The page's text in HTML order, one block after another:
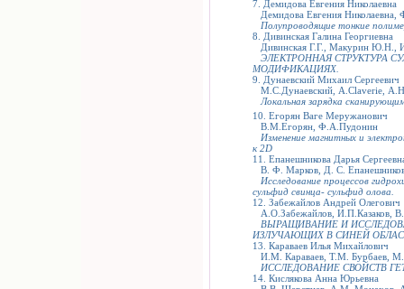
7. Демидова Евгения Николаевна
Демидова Евгения
Полупроводящие тонкие
8. Дивинская Галина Георгиевна
Дивинская Г.Г., Макурин Ю.Н.,
ЭЛЕКТРОННАЯ СТРУКТУРА
МОДИФИКАЦИЯХ.
9. Дунаевский Михаил Сергеевич
М.С.Дунаевский, A.Claverie,
Локальная зарядка
10. Егорян Ваге Меружанович
В.М.Егорян, Ф.А.Пудонин
Изменение магнитных и
к 2D
11. Епанешникова Дарья
В. Ф. Марков, Д. С.
Исследование процессов
сульфид свинца- сульфид олова.
12. Забежайлов Андрей Олегович
А.О.Забежайлов, И.П.Казаков,
ВЫРАЩИВАНИЕ И
ИЗЛУЧАЮЩИХ В СИНЕЙ
13. Караваев Илья Михайлович
И.М. Караваев, Т.М. Бурбаев,
ИССЛЕДОВАНИЕ СВОЙСТВ
14. Кислякова Анна Юрьевна